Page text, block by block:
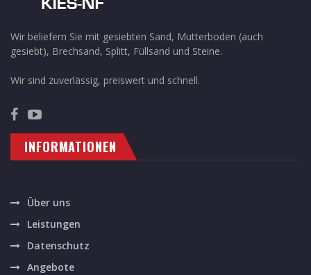
Wir beliefern Sie mit gesiebten Sand, Mutterboden (auch
gesiebt), Brechsand, Splitt, Füllsand und Steine.
Wir sind zuverlässig, preiswert und schnell.
INFORMATIONEN
Über uns
Leistungen
Datenschutz
Angebote